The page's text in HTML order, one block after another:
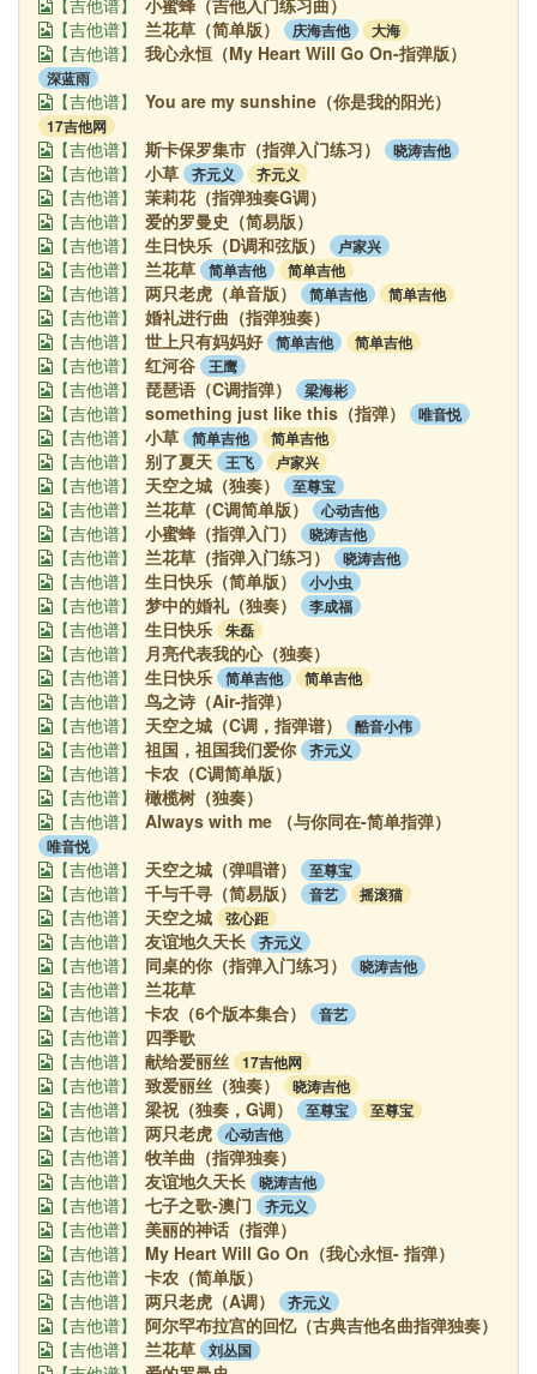
【吉他谱】
【吉他谱】 兰花草（简单版） 庆海吉他 大海
【吉他谱】 我心永恒（My Heart Will Go On-指弹版）
深蓝雨
【吉他谱】 You are my sunshine（你是我的阳光）
17吉他网
【吉他谱】 斯卡保罗集市（指弹入门练习） 晓涛吉他
【吉他谱】 小草 齐元义 齐元义
【吉他谱】 茉莉花（指弹独奏G调）
【吉他谱】 爱的罗曼史（简易版）
【吉他谱】 生日快乐（D调和弦版） 卢家兴
【吉他谱】 兰花草 简单吉他 简单吉他
【吉他谱】 两只老虎（单音版） 简单吉他 简单吉他
【吉他谱】 婚礼进行曲（指弹独奏）
【吉他谱】 世上只有妈妈好 简单吉他 简单吉他
【吉他谱】 红河谷 王鹰
【吉他谱】 琵琶语（C调指弹） 梁海彬
【吉他谱】 something just like this（指弹） 唯音悦
【吉他谱】 小草 简单吉他 简单吉他
【吉他谱】 别了夏天 王飞 卢家兴
【吉他谱】 天空之城（独奏） 至尊宝
【吉他谱】 兰花草（C调简单版） 心动吉他
【吉他谱】 小蜜蜂（指弹入门） 晓涛吉他
【吉他谱】 兰花草（指弹入门练习） 晓涛吉他
【吉他谱】 生日快乐（简单版） 小小虫
【吉他谱】 梦中的婚礼（独奏） 李成福
【吉他谱】 生日快乐 朱磊
【吉他谱】 月亮代表我的心（独奏）
【吉他谱】 生日快乐 简单吉他 简单吉他
【吉他谱】 鸟之诗（Air-指弹）
【吉他谱】 天空之城（C调，指弹谱） 酷音小伟
【吉他谱】 祖国，祖国我们爱你 齐元义
【吉他谱】 卡农（C调简单版）
【吉他谱】 橄榄树（独奏）
【吉他谱】 Always with me （与你同在-简单指弹）
唯音悦
【吉他谱】 天空之城（弹唱谱） 至尊宝
【吉他谱】 千与千寻（简易版） 音艺 摇滚猫
【吉他谱】 天空之城 弦心距
【吉他谱】 友谊地久天长 齐元义
【吉他谱】 同桌的你（指弹入门练习） 晓涛吉他
【吉他谱】 兰花草
【吉他谱】 卡农（6个版本集合） 音艺
【吉他谱】 四季歌
【吉他谱】 献给爱丽丝 17吉他网
【吉他谱】 致爱丽丝（独奏） 晓涛吉他
【吉他谱】 梁祝（独奏，G调） 至尊宝 至尊宝
【吉他谱】 两只老虎 心动吉他
【吉他谱】 牧羊曲（指弹独奏）
【吉他谱】 友谊地久天长 晓涛吉他
【吉他谱】 七子之歌-澳门 齐元义
【吉他谱】 美丽的神话（指弹）
【吉他谱】 My Heart Will Go On（我心永恒- 指弹）
【吉他谱】 卡农（简单版）
【吉他谱】 两只老虎（A调） 齐元义
【吉他谱】 阿尔罕布拉宫的回忆（古典吉他名曲指弹独奏）
【吉他谱】 兰花草 刘丛国